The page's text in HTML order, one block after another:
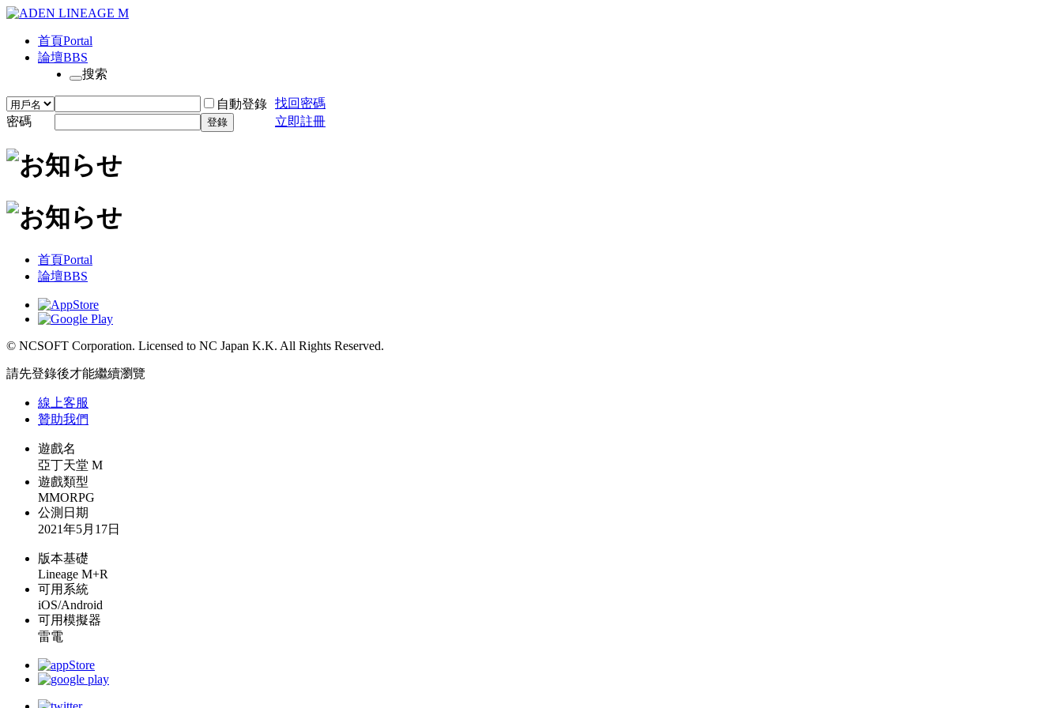
首頁Portal
論壇BBS
搜索
自動登錄 找回密碼
密碼
登錄 立即註冊
首頁Portal
論壇BBS
© NCSOFT Corporation. Licensed to NC Japan K.K. All Rights Reserved.
請先登錄後才能繼續瀏覽
線上客服
贊助我們
遊戲名
亞丁天堂 M
遊戲類型
MMORPG
公測日期
2021年5月17日
版本基礎
Lineage M+R
可用系統
iOS/Android
可用模擬器
雷電